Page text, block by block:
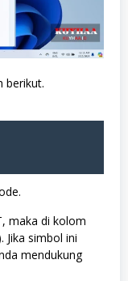
berikut.
maka di kolom
Jika simbol ini
mendukung